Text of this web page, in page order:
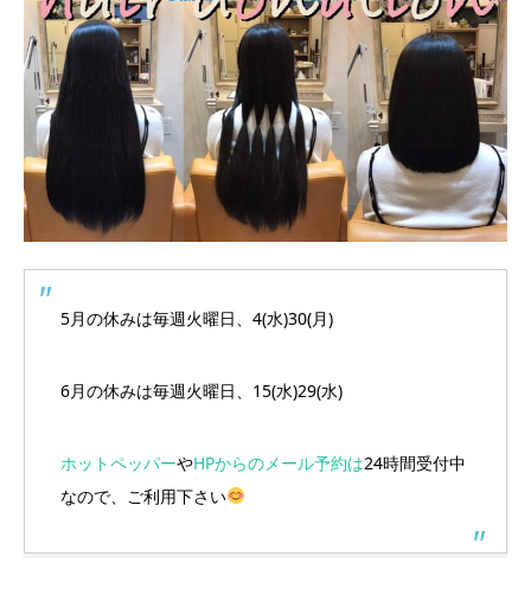
5月の休みは毎週火曜日、4(水)30(月)
6月の休みは毎週火曜日、15(水)29(水)
ホットペッパーやHPからのメール予約は24時間受付中
なので、ご利用下さい